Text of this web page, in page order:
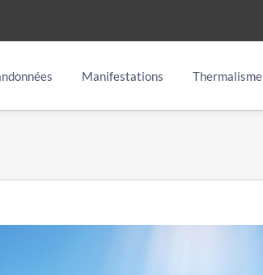
Manifestations Thermalisme